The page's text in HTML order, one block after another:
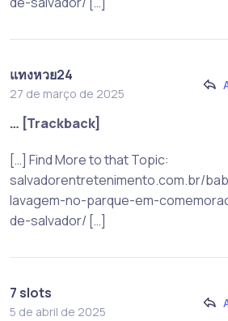
แทงหวย24
27 de março de 2025
… [Trackback]
[…] Find More to that Topic:
salvadorentretenimento.com.br/
lavagem-no-parque-em-
de-salvador/ […]
7 slots
5 de abril de 2025